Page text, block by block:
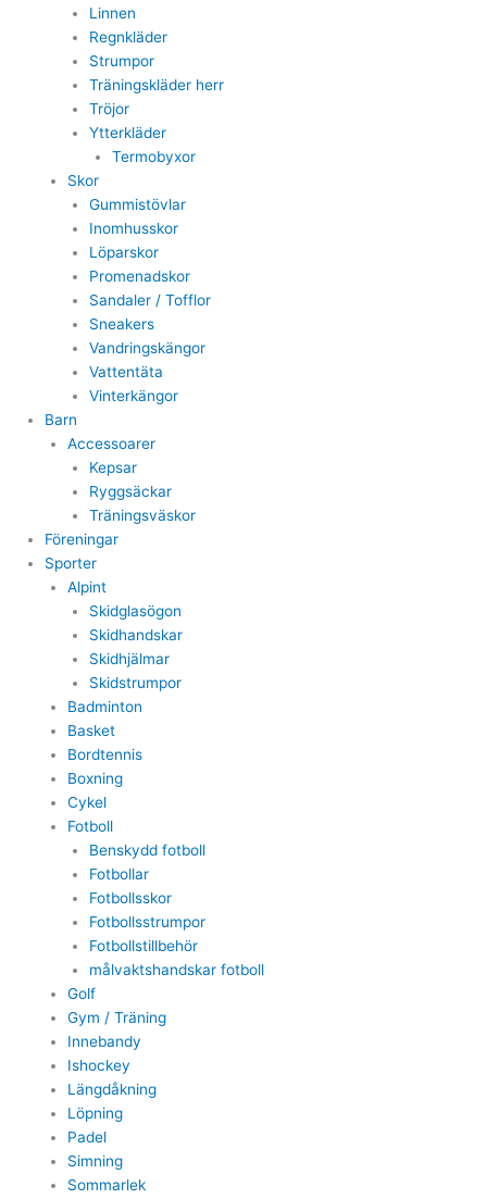
Linnen
Regnkläder
Strumpor
Träningskläder herr
Tröjor
Ytterkläder
Termobyxor
Skor
Gummistövlar
Inomhusskor
Löparskor
Promenadskor
Sandaler / Tofflor
Sneakers
Vandringskängor
Vattentäta
Vinterkängor
Barn
Accessoarer
Kepsar
Ryggsäckar
Träningsväskor
Föreningar
Sporter
Alpint
Skidglasögon
Skidhandskar
Skidhjälmar
Skidstrumpor
Badminton
Basket
Bordtennis
Boxning
Cykel
Fotboll
Benskydd fotboll
Fotbollar
Fotbollsskor
Fotbollsstrumpor
Fotbollstillbehör
målvaktshandskar fotboll
Golf
Gym / Träning
Innebandy
Ishockey
Längdåkning
Löpning
Padel
Simning
Sommarlek